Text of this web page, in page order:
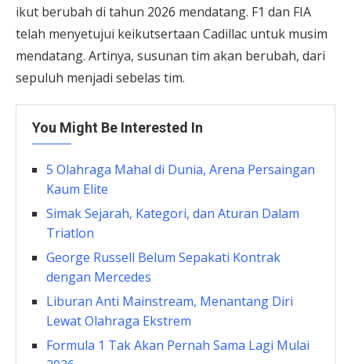
ikut berubah di tahun 2026 mendatang. F1 dan FIA
telah menyetujui keikutsertaan Cadillac untuk musim
mendatang. Artinya, susunan tim akan berubah, dari
sepuluh menjadi sebelas tim.
You Might Be Interested In
5 Olahraga Mahal di Dunia, Arena Persaingan
Kaum Elite
Simak Sejarah, Kategori, dan Aturan Dalam
Triatlon
George Russell Belum Sepakati Kontrak
dengan Mercedes
Liburan Anti Mainstream, Menantang Diri
Lewat Olahraga Ekstrem
Formula 1 Tak Akan Pernah Sama Lagi Mulai